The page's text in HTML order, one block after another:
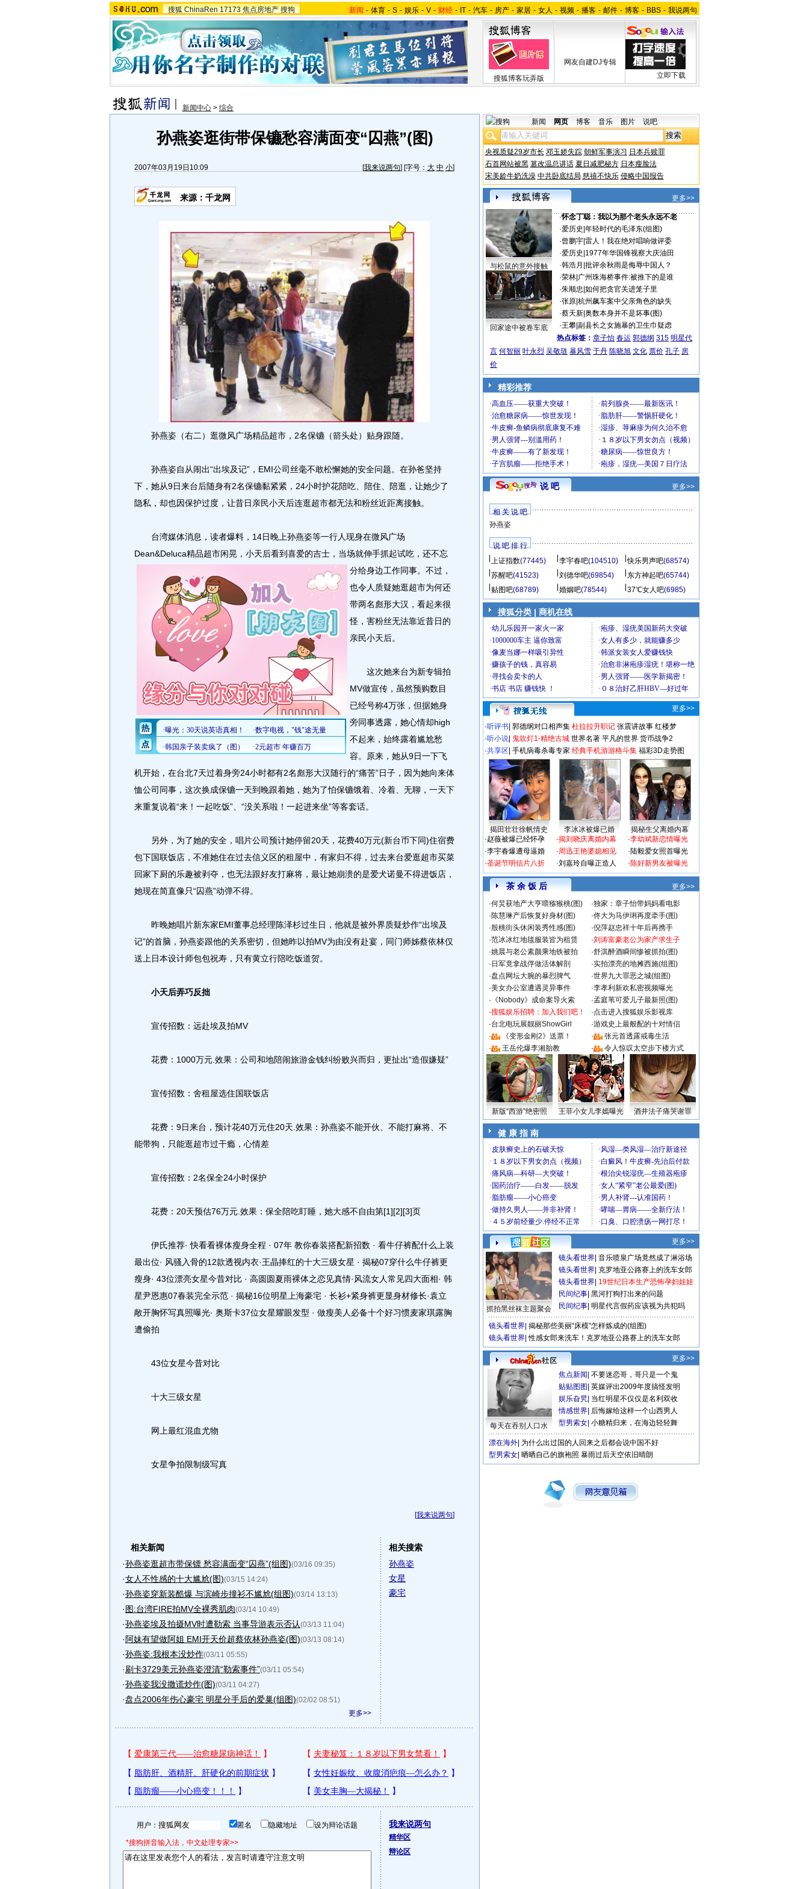
搜狐 ChinaRen 17173 焦点房地产 搜狗 新闻 - 体育 - S - 娱乐 - V - 财经 - IT - 汽车 - 房产 - 家居 - 女人 - 视频 - 播客 - 邮件 - 博客 - BBS - 我说两句
搜狐博客玩弄版
网友自建DJ专辑
立即下载
新闻中心 > 综合
孙燕姿逛街带保镳愁容满面变“囚燕”(图)
2007年03月19日10:09 [我来说两句] [字号： 大 中 小]
来源：千龙网
孙燕姿（右二）逛微风广场精品超市，2名保镳（箭头处）贴身跟随。
孙燕姿自从闹出“出埃及记”，EMI公司丝毫不敢松懈她的安全问题。在孙爸坚持
下，她从9日来台后随身有2名保镳黏紧紧，24小时护花陪吃、陪住、陪逛，让她少了
隐私，却也因保护过度，让昔日亲民小天后连逛超市都无法和粉丝近距离接触。
台湾媒体消息，读者爆料，14日晚上孙燕姿等一行人现身在微风广场
Dean&Deluca精品超市闲晃，小天后看到喜爱的吉士，当场就伸手抓起试吃，还不忘
分给身边工作同事。 不过，
也令人质疑她逛超市为何还
带两名彪形大汉，看起来很
怪，害粉丝无法靠近昔日的
亲民小天后。
这次她来台为新专辑拍
MV做宣传，虽然预购数目
已经号称4万张，但据她身
旁同事透露，她心情却high
不起来，始终露着尴尬愁
容。原来，她从9日一下飞
机开始，在台北7天过着身旁24小时都有2名彪形大汉随行的“痛苦”日子，因为她向来体
恤公司同事，这次换成保镳一天到晚跟着她，她为了怕保镳饿着、冷着、无聊，一天下
来重复说着“来！一起吃饭”、“没关系啦！一起进来坐”等客套话。
另外，为了她的安全，唱片公司预计她停留20天，花费40万元(新台币下同)住宿费
包下国联饭店，不准她住在过去信义区的租屋中，有家归不得，过去来台爱逛超市买菜
回家下厨的乐趣被剥夺，也无法跟好友打麻将，最让她崩溃的是爱犬诺曼不得进饭店，
她现在简直像只“囚燕”动弹不得。
昨晚她唱片新东家EMI董事总经理陈泽杉过生日，他就是被外界质疑炒作“出埃及
记”的首脑，孙燕姿跟他的关系密切，但她昨以拍MV为由没有赴宴，同门师姊蔡依林仅
送上日本设计师包包祝寿，只有黄立行陪吃饭道贺。
小天后弄巧反拙
宣传招数：远赴埃及拍MV
花费：1000万元.效果：公司和地陪闹旅游金钱纠纷败兴而归，更扯出“造假嫌疑”
宣传招数：舍租屋选住国联饭店
花费：9日来台，预计花40万元住20天.效果：孙燕姿不能开伙、不能打麻将、不
能带狗，只能逛超市过干瘾，心情差
宣传招数：2名保全24小时保护
花费：20天预估76万元.效果：保全陪吃盯睡，她大感不自由第[1][2][3]页
伊氏推荐· 快看看裸体瘦身全程 · 07年 教你春装搭配新招数 · 看牛仔裤配什么上装
最出位· 风骚入骨的12款透视内衣·王晶捧红的十大三级女星 · 揭秘07穿什么牛仔裤更
瘦身· 43位漂亮女星今昔对比 · 高圆圆夏雨裸体之恋见真情·风流女人常见四大面相· 韩
星尹恩惠07春装完全示范 · 揭秘16位明星上海豪宅 · 长衫+紧身裤更显身材修长·袁立
敞开胸怀写真照曝光· 奥斯卡37位女星耀眼发型 · 做瘦美人必备十个好习惯麦家琪露胸
遭偷拍
43位女星今昔对比
十大三级女星
网上最红混血尤物
女星争拍限制级写真
[我来说两句]
相关新闻
·孙燕姿逛超市带保镖 愁容满面变“囚燕”(组图)(03/16 09:35)
·女人不性感的十大尴尬(图)(03/15 14:24)
·孙燕姿穿新装酷爆 与滨崎步撞衫不尴尬(组图)(03/14 13:13)
·图:台湾FIRE拍MV全裸秀肌肉(03/14 10:49)
·孙燕姿埃及拍摄MV时遭勒索 当事导游表示否认(03/13 11:04)
· 阿妹有望做阿姐 EMI开天价超蔡依林孙燕姿(图)(03/13 08:14)
·孙燕姿:我根本没炒作(03/11 05:55)
·刷卡3729美元孙燕姿澄清“勒索事件”(03/11 05:54)
·孙燕姿我没撒谎炒作(图)(03/11 04:27)
·盘点2006年伤心豪宅 明星分手后的爱巢(组图)(02/02 08:51)
更多>>
相关搜索
孙燕姿
女星
豪宅
用户： 匿名 隐藏地址 设为辩论话题
*搜狗拼音输入法，中文处理专家>>
我来说两句
精华区
辩论区
新闻 网页 博客 音乐 图片 说吧
央视质疑29岁市长 邓玉娇失踪 朝鲜军事演习 日本兵赎罪
石首网站被黑 篡改温总讲话 夏日减肥秘方 日本瘦脸法
宋美龄牛奶洗澡 中共卧底结局 慈禧不快乐 侵略中国报告
更多>>
与松鼠的意外接触
回家途中被卷车底
·怀念丁聪：我以为那个老头永远不老
·爱历史 年轻时代的毛泽东(组图)
·曾鹏宇| 雷人！我在绝对唱响做评委
·爱历史 1977年华国锋视察大庆油田
·韩浩月 批评余秋雨是侮辱中国人？
·荣林| 广州珠海桥事件:被推下的是谁
·朱顺忠 如何把贪官关进笼子里
·张原| 杭州飙车案中父亲角色的缺失
·蔡天新| 奥数本身并不是坏事(图)
·王攀| 副县长之女施暴的卫生巾疑虑
热点标签： 章子怡 春运 郭德纲 315 明星代
言 何智丽 叶永烈 吴敬琏 暴风雪 于丹 陈晓旭 文化 票价 孔子 房
价
精彩推荐
说 吧 更多>>
相 关 说 吧
孙燕姿
说 吧 排 行
上证指数(77445) 李宇春吧(104510) 快乐男声吧(68574)
苏醒吧(41523) 刘德华吧(69854) 东方神起吧(65744)
贴图吧(68789) 婚姻吧(78544) 37℃女人吧(6985)
搜狐分类 | 商机在线
更多>>
·听评书 郭德纲对口相声集 杜拉拉升职记 张震讲故事 红楼梦
·听小说 鬼吹灯1-精绝古城 世界名著 平凡的世界 货币战争2
·共享区 手机病毒杀毒专家 经典手机游游格斗集 福彩3D走势图
揭田壮壮徐帆情史 李冰冰被爆已婚
揭秘生父离婚内幕
·赵薇被爆已经怀孕
·李宇春爆遭母逼婚
·圣诞节明信片八折
·揭刘晓庆离婚内幕
·周迅王艳婆媳相见
·刘嘉玲自曝正造人
·李幼斌新恋情曝光
·陆毅爱女照首曝光
·陈好新男友被曝光
茶 余 饭 后
更多>>
·何炅获地产大亨喂猕猴桃(图) ·独家：章子怡带妈妈看电影
·陈慧琳产后恢复好身材(图) ·佟大为马伊琍再度牵手(图)
·殷桃街头休闲装秀性感(图) ·倪萍赵忠祥十年后再携手
·范冰冰红地毯服装皆为租赁 ·刘涛富豪老公为家产求生子
·姚晨与老公素颜乘地铁被拍 ·舒淇醉酒瞬间惨被抓拍(图)
· 日军竟拿战俘做活体解剖 ·实拍漂亮的地摊西施(组图)
·盘点网坛大腕的暴烈脾气 ·世界九大罪恶之城(组图)
·美女办公室遭遇灵异事件 ·李孝利新欢私密视频曝光
· 《Nobody》成命案导火索 ·孟庭苇可爱儿子最新照(图)
·搜狐娱乐招聘：加入我们吧！ ·点击进入搜狐娱乐影视库
·台北电玩展靓丽ShowGirl ·游戏史上最般配的十对情侣
·
《变形金刚2》送票！ ·
张元首透露戒毒生活
·
王岳伦爆李湘胎教 · 令人惊叹太空步下楼方式
新版“西游”绝密照 王菲小女儿李嫣曝光 酒井法子痛哭谢罪
健 康 指 南
更多>>
抓拍黑丝袜主题聚会
镜头看世界 音乐喷泉广场竟然成了淋浴场
镜头看世界 克罗地亚公路赛上的洗车女郎
镜头看世界 19世纪日本生产恐怖孕妇娃娃
民间纪事 黑河打狗打出来的问题
民间纪事 明星代言假药应该视为共犯吗
镜头看世界 揭秘那些美丽“床模”怎样炼成的(组图)
镜头看世界 性感女郎来洗车！克罗地亚公路赛上的洗车女郎
更多>>
每天在吞别人口水
焦点新闻 不要迷恋哥，哥只是一个鬼
贴贴图图 英媒评出2009年度搞怪发明
娱乐旮旯 当红明星不仅仅是名利双收
情感世界 后悔嫁给这样一个山西男人
型男索女 小糖精归来，在海边轻轻舞
漂在海外 为什么出过国的人回来之后都会说中国不好
型男索女 晒晒自己的旗袍照 暴雨过后天空依旧晴朗